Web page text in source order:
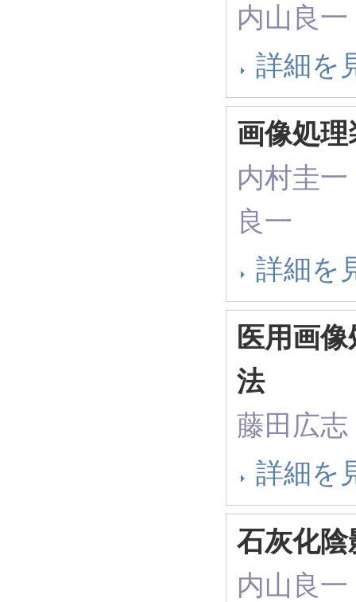
内山良
詳細を
画像処
内村圭
良一
詳細を
医用画
法
藤田広
詳細を
石灰化
内山良